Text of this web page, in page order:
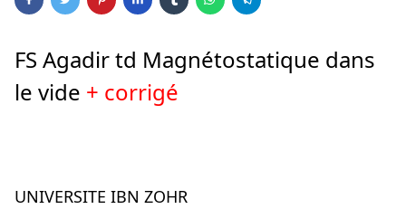
FS Agadir td Magnétostatique dans
le vide + corrigé
UNIVERSITE IBN ZOHR